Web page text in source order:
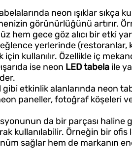
neon ışıklar sıkça
görünürlüğünü artırır.
hem gece göz alıcı bir etki
yerlerinde (restoranlar,
kullanılır. Özellikle iç
ise neon LED tabela ile
etkinlik alanlarında neon
paneller, fotoğraf köşeleri
da bir parçası haline
kullanılabilir. Örneğin bir
sağlar hem de markanın